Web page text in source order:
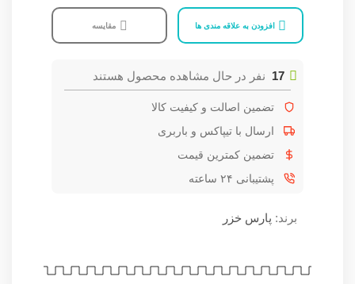
افزودن به علاقه مندی ها مقایسه
17 نفر در حال مشاهده محصول هستند
تضمین اصالت و کیفیت کالا
ارسال با تیپاکس و باربری
تضمین کمترین قیمت
پشتیبانی ۲۴ ساعته
برند: پارس خزر